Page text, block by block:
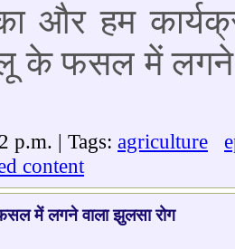
और हम
के फसल में लगने
p.m. | Tags: agriculture
content
में लगने वाला झुलसा रोग